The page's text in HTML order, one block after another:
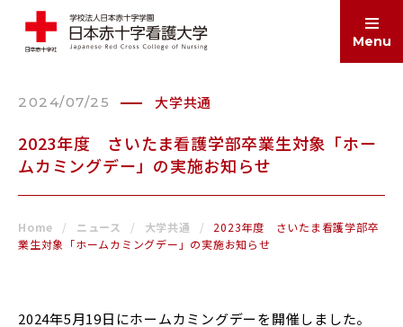
Menu
ABOUT
2024/07/25 大学共通
2023年度 さいたま看護学部卒業生対象「ホー
ムカミングデー」の実施お知らせ
Home ニュース 大学共通
2023年度 さいたま看護学部卒
業生対象「ホームカミングデー」の実施お知らせ
2024年5月19日にホームカミングデーを開催しました。